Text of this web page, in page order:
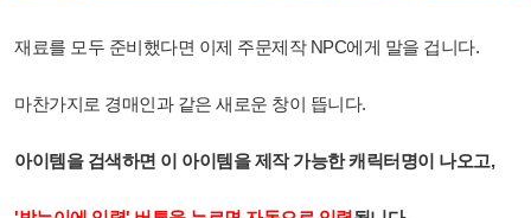
재료를 모두 준비했다면 이제 주문제작 NPC에게 말을 겁니다.
마찬가지로 경매인과 같은 새로운 창이 뜹니다.
아이템을 검색하면 이 아이템을 제작 가능한 캐릭터명이 나오고,